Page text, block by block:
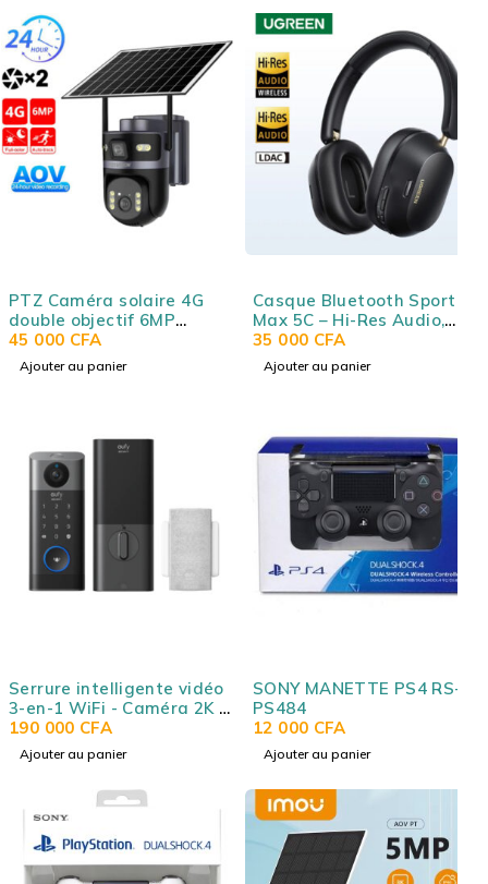
PTZ Caméra solaire 4G
double objectif 6MP
FOSVISION FS-HS3K-4G-
6M EU
45 000 CFA
Ajouter au panier
Casque Bluetooth Sport
Max 5C – Hi-Res Audio,
ANC adaptative hybride,
Bluetooth 5.4, audio
spatial, 75h d’autonomie,
35 000 CFA
Ajouter au panier
Serrure intelligente vidéo
3-en-1 WiFi - Caméra 2K -
Empreinte digitale -
Compatible Alexa/Google -
Batterie rechargeable
EUFY E8530KY1
190 000 CFA
Ajouter au panier
SONY MANETTE PS4 RS-
PS484
12 000 CFA
Ajouter au panier